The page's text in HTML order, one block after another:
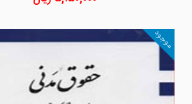
موجود